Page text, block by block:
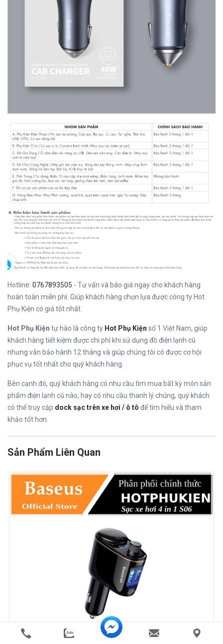
Hotline: 0767893505 - Tư vấn và báo giá ngay cho khách hàng
hoàn toàn miễn phí. Giúp khách hàng chọn lựa được công ty Hot
Phụ Kiện có giá tốt nhất.
Hot Phụ Kiện tự hào là công ty Hot Phụ Kiện số 1 Việt Nam, giúp
khách hàng tiết kiệm được chi phí khi sử dụng đồ điện lạnh cũ
nhưng vẫn bảo hành 12 tháng và giúp chúng tôi có được cơ hội
phục vụ tốt nhất cho quý khách hàng.
Bên cạnh đó, quý khách hàng có nhu cầu tìm mua bất kỳ món sản
phẩm điện lạnh cũ nào, hay có nhu cầu thanh lý chúng, quý khách
có thể truy cập dock sạc trên xe hơi / ô tô để tìm hiểu và tham
khảo tốt hơn.
Sản Phẩm Liên Quan